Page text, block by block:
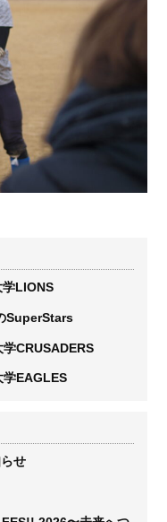
学LIONS
SuperStars
CRUSADERS
学EAGLES
せ